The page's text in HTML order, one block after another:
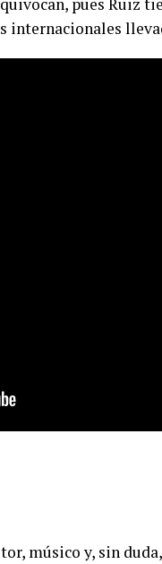
internacionales
músico y, sin